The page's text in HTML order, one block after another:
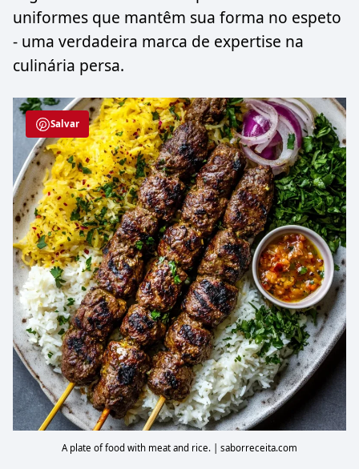
uniformes que mantêm sua forma no espeto
- uma verdadeira marca de expertise na
culinária persa.
Salvar
A plate of food with meat and rice. | saborreceita.com